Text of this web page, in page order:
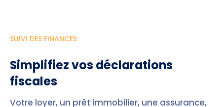
SUIVI DES FINANCES
Simplifiez vos déclarations
fiscales
Votre loyer, un prêt immobilier, une assurance,